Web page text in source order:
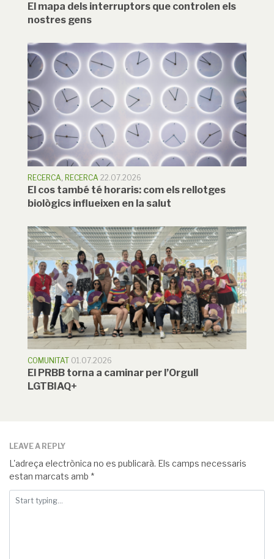
El mapa dels interruptors que controlen els
nostres gens
RECERCA, RECERCA 22.07.2026
El cos també té horaris: com els rellotges
biològics influeixen en la salut
COMUNITAT 01.07.2026
El PRBB torna a caminar per l’Orgull
LGTBIAQ+
LEAVE A REPLY
L'adreça electrònica no es publicarà. Els camps necessaris
estan marcats amb *